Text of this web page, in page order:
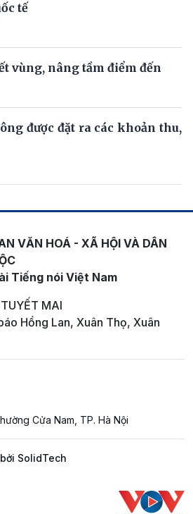
tế
vùng, nâng tầm điểm đến
được đặt ra các khoản thu,
VĂN HOÁ - XÃ HỘI VÀ DÂN
Tiếng nói Việt Nam
MAI
Hồng Lan, Xuân Thọ, Xuân
Cửa Nam, TP. Hà Nội
SolidTech